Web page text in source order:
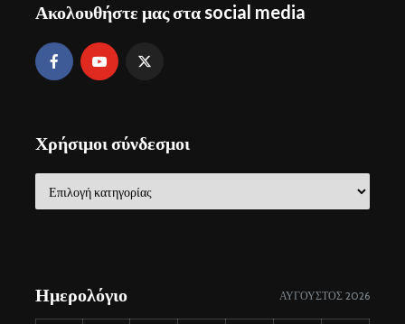
Ακολουθήστε μας στα social media
Χρήσιμοι σύνδεσμοι
σύνδεσμοι
Ημερολόγιο ΑΎΓΟΥΣΤΟΣ 2026